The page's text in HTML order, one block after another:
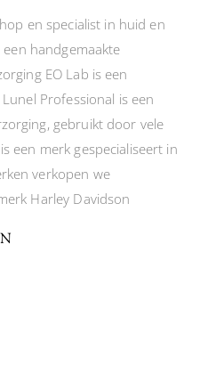
en specialist in huid en
handgemaakte
EO Lab is een
Professional is een
gebruikt door vele
een merk gespecialiseert in
verkopen we
Harley Davidson